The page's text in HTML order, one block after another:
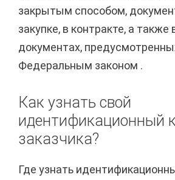
закрытым способом,
закупке, в контракте, а также
документах,
Федеральным законом .
Как узнать свой
идентификационный
заказчика?
Где узнать